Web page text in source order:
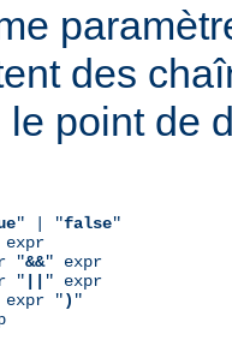
des
le point de
" | "false"
"
&&" expr
"
" expr
expr ") "